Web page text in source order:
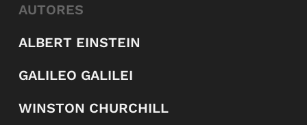
AUTORES
ALBERT EINSTEIN
GALILEO GALILEI
WINSTON CHURCHILL